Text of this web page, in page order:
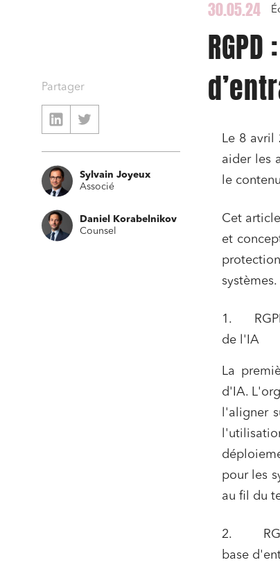
30.05.24
Le 8 avril
aider les
le
Cet
et
systèmes.
1. RGPD
de l'IA
La
d'IA.
l'aligner
pour les
au fil du
2.
base
Partager
Sylvain Joyeux
Associé
Daniel Korabelnikov
Counsel